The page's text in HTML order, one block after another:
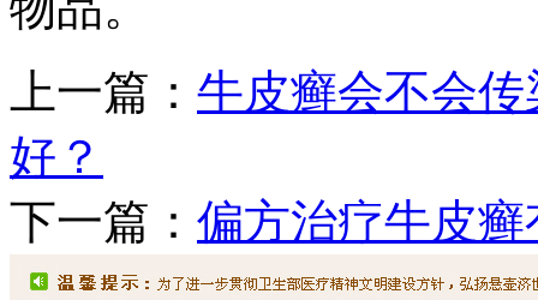
上一篇： 牛皮癣会不会
好？
下一篇： 偏方治疗牛皮